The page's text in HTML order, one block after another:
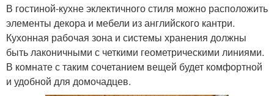
В гостиной-кухне эклектичного стиля можно расположить
элементы декора и мебели из английского кантри.
Кухонная рабочая зона и системы хранения должны
быть лаконичными с четкими геометрическими линиями.
В комнате с таким сочетанием вещей будет комфортной
и удобной для домочадцев.